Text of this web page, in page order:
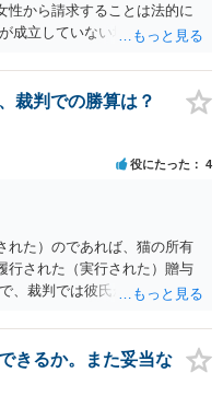
性から請求することは法的に
成立していない場合には，彼
裁判での勝算は？
役にたった 4
れた）のであれば、猫の所有
行された（実行された）贈与
、裁判では彼氏が勝つことは
めに弁護士に面談相談する方
名で通知等出してもらうほう
きるか。また妥当な